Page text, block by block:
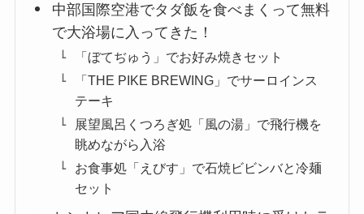
中部国際空港でタダ飯を食べまくって無料
で大浴場に入ってきた！
「ぼてぢゅう」でお好み焼きセット
「THE PIKE BREWING」でサーロインス
テーキ
展望風呂くつろぎ処「風の湯」で飛行機を
眺めながら入浴
お食事処「えびす」で石焼ビビンバと冷麺
セット